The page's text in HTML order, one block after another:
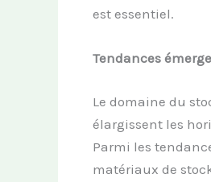
est essentiel.
Tendances
Le domaine du
élargissent les
Parmi les
matériaux de